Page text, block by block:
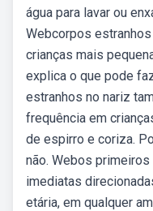
água para lavar ou
Webcorpos
crianças mais
explica o que pode
estranhos no nariz
frequência em
de espirro e coriza.
não. Webos
imediatas
etária, em qualquer